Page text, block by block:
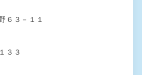
６３－１１
３３